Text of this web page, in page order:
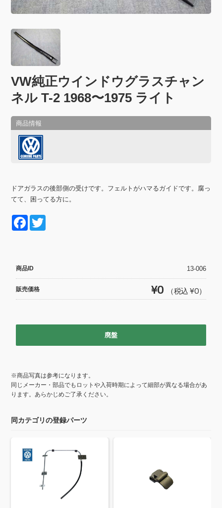
VW純正ウインドウグラスチャン
ネル T-2 1968〜1975 ライト
ドアガラスの後部側の受けです。フェルトがハマるガイドです。腐っ
てて、困ってる方に。
F
e
b
o
商品ID 13-006
販売価格 ¥0 （税込 ¥0）
廃盤
※商品写真は参考になります。
同じメーカー・部品でもロットや入荷時期によって細部が異なる場合があ
ります。あらかじめご了承ください。
同カテゴリの登録パーツ